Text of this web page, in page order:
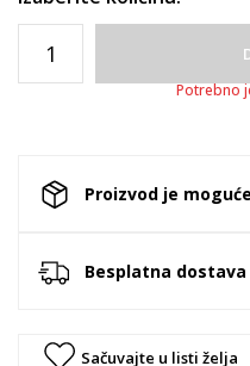
Potrebno
Proizvod je
Besplatna dostava
Sačuvajte u listi želja